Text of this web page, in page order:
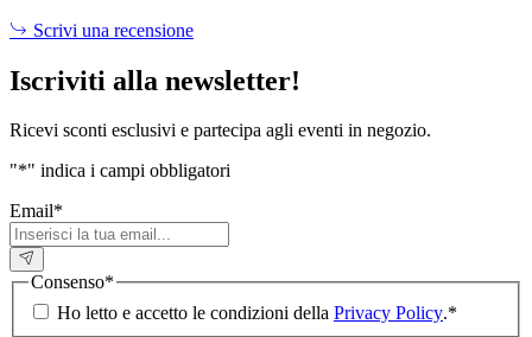
Scrivi una recensione
Iscriviti alla newsletter!
Ricevi sconti esclusivi e partecipa agli eventi in negozio.
"*" indica i campi obbligatori
Email*
Consenso*
Ho letto e accetto le condizioni della Privacy Policy.*